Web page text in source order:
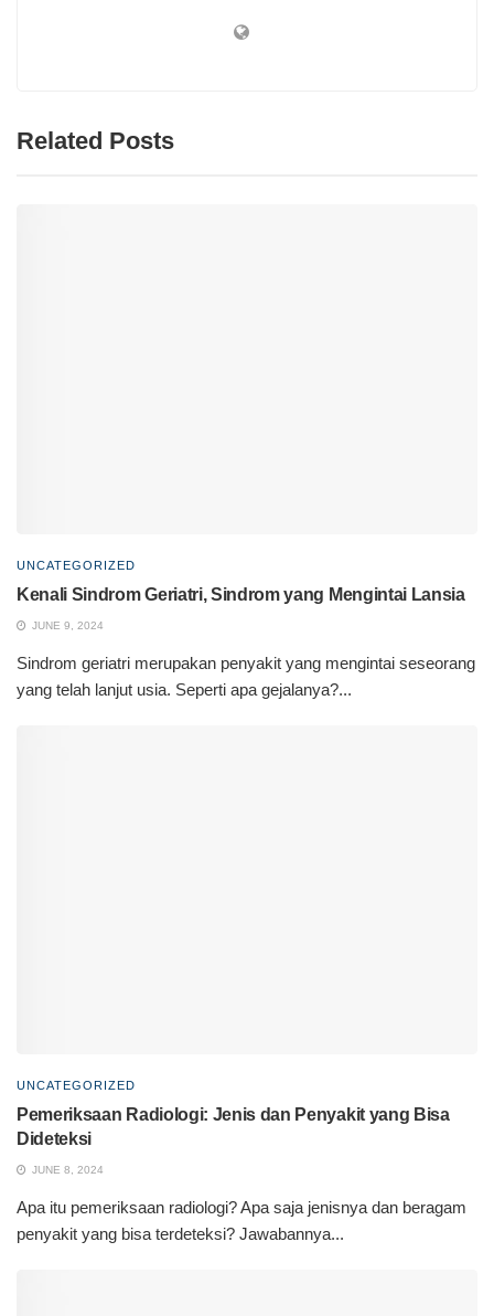
Related Posts
UNCATEGORIZED
Kenali Sindrom Geriatri, Sindrom yang Mengintai Lansia
JUNE 9, 2024
Sindrom geriatri merupakan penyakit yang mengintai seseorang
yang telah lanjut usia. Seperti apa gejalanya?...
UNCATEGORIZED
Pemeriksaan Radiologi: Jenis dan Penyakit yang Bisa
Dideteksi
JUNE 8, 2024
Apa itu pemeriksaan radiologi? Apa saja jenisnya dan beragam
penyakit yang bisa terdeteksi? Jawabannya...